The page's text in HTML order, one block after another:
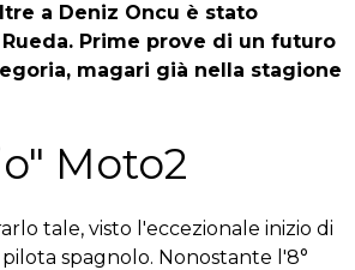
a Deniz Oncu è stato
Prime prove di un futuro
magari già nella stagione
Moto2
tale, visto l'eccezionale inizio di
spagnolo. Nonostante l'8°